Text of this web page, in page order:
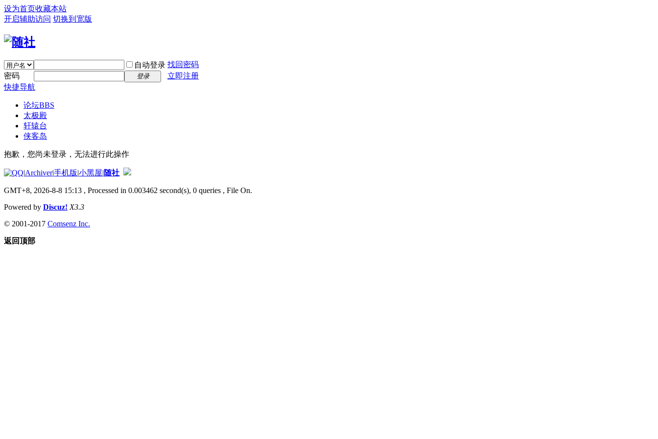
设为首页收藏本站
开启辅助访问 切换到宽版
自动登录 找回密码
密码
登录
立即注册
快捷导航
论坛BBS
太极殿
轩辕台
侠客岛
抱歉，您尚未登录，无法进行此操作
|Archiver|手机版|小黑屋|随社
GMT+8, 2026-8-8 15:13 , Processed in 0.003462 second(s), 0 queries , File On.
Powered by Discuz! X3.3
© 2001-2017 Comsenz Inc.
返回顶部